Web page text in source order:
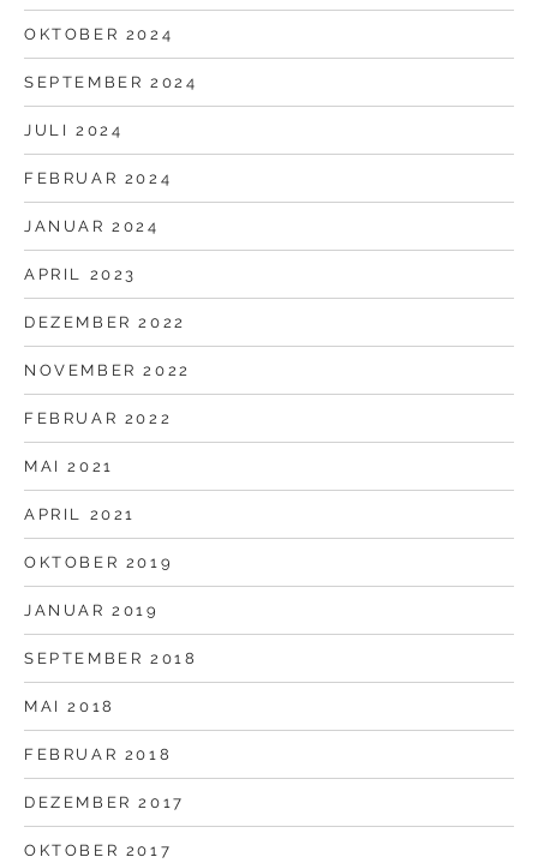
OKTOBER 2024
SEPTEMBER 2024
JULI 2024
FEBRUAR 2024
JANUAR 2024
APRIL 2023
DEZEMBER 2022
NOVEMBER 2022
FEBRUAR 2022
MAI 2021
APRIL 2021
OKTOBER 2019
JANUAR 2019
SEPTEMBER 2018
MAI 2018
FEBRUAR 2018
DEZEMBER 2017
OKTOBER 2017